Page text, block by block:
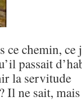
chemin, ce
passait
la servitude
Il ne sait,